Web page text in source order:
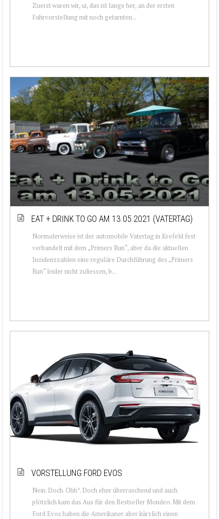
Zuerst waren wir, ui, das ist lange her, an der ersten
Fahrvorstellung mit noch getarnten...
EAT + DRINK TO GO AM 13.05.2021 (VATERTAG)
Normalerweise ist der automobile Vatertag in Krefeld fest
verbandelt mit dem „Primers Run“, aber da die aktuellen
Inzidenzzahlen eine reguläre Durchführung des „Primers
Run“ leider nicht zuliessen, b...
VORSTELLUNG FORD EVOS
Nein. Doch. Ohh*. Doch eher überraschend und auch
plötzlich kam das Aus für den Bestseller Mondeo. Mit dem
Ford Evos haben die Amerikaner aber kürzlich einen